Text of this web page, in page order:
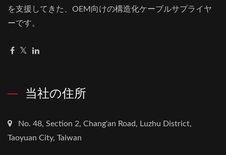
を支援してきた、OEM向けの構造化ケーブルサプライヤ
ーです。
当社の住所
No. 48, Section 2, Chang'an Road, Luzhu District,
Taoyuan City, Taiwan